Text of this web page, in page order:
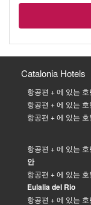
Catalonia Hotels
항공편 + 에 있는 호
항공편 + 에 있는 호
항공편 + 에 있는 호
항공편 + 에 있는 호
안
항공편 + 에 있는 호
Eulalia del Rio
항공편 + 에 있는 호